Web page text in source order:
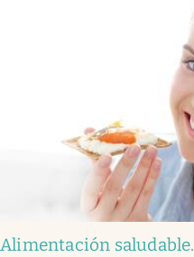
Alimentación saludable.